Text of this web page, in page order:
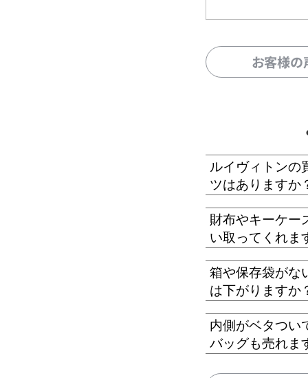
お客様
ルイヴィトンの
ツはありますか
財布やキーケー
い取ってくれま
箱や保存袋がな
は下がりますか
内側がベタつい
バッグも売れま